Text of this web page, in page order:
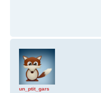
un_ptit_gars